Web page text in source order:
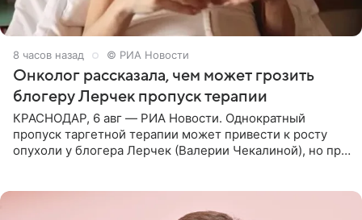
8 часов назад © РИА Новости
Онколог рассказала, чем может грозить
блогеру Лерчек пропуск терапии
КРАСНОДАР, 6 авг — РИА Новости. Однократный
пропуск таргетной терапии может привести к росту
опухоли у блогера Лерчек (Валерии Чекалиной), но при